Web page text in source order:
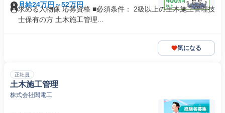
月給24万円～52万円
求める人物像 応募資格 ■必須条件： 2級以上の土木施工管理技
士保有の方 土木施工管理...
気になる
正社員
土木施工管理
株式会社関電工